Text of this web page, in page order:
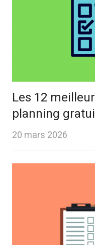
Les 12
planning
20 mars 2026